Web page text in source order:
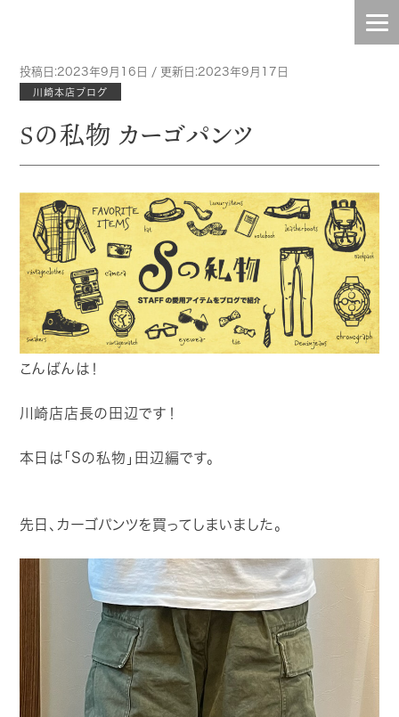
投稿日:2023年9月16日 / 更新日:2023年9月17日
川崎本店ブログ
Sの私物 カーゴパンツ
こんばんは！
川崎店店長の田辺です！
本日は「Sの私物」田辺編です。
先日、カーゴパンツを買ってしまいました。
INFO
BLOG
CONTENTS
STAFF